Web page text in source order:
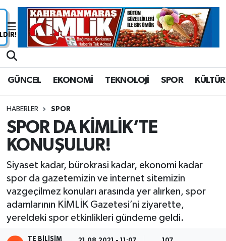
GÜNCEL EKONOMİ TEKNOLOJİ SPOR KÜLTÜR
HABERLER SPOR
SPOR DA KİMLİK’TE
KONUŞULUR!
Siyaset kadar, bürokrasi kadar, ekonomi kadar
spor da gazetemizin ve internet sitemizin
vazgeçilmez konuları arasında yer alırken, spor
adamlarının KİMLİK Gazetesi’ni ziyarette,
yereldeki spor etkinlikleri gündeme geldi.
TE BILIŞIM
Nöbetçi Eczaneler
Süper Lig Puan Durumu ve Fikstür
Tüm Manşetler
Son Dakika Haberleri
Haber Arşivi